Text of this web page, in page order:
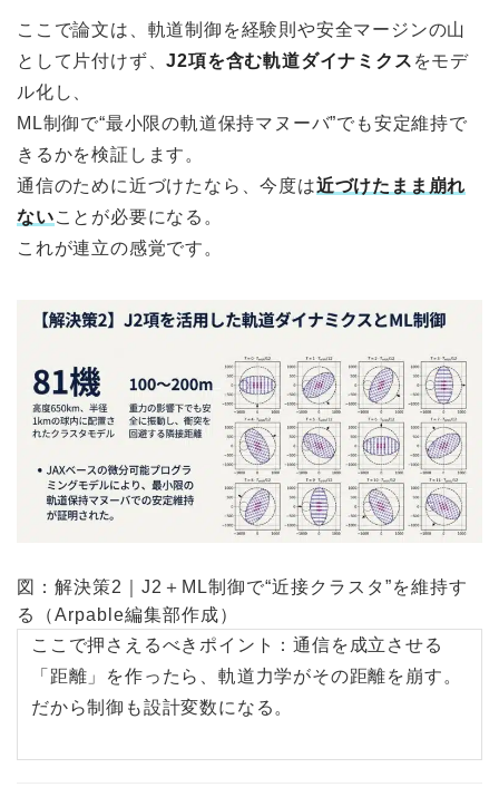
ここで論文は、軌道制御を経験則や安全マージンの山
として片付けず、J2項を含む軌道ダイナミクス をモデ
ル化し、
ML制御で“最小限の軌道保持マヌーバ”でも安定維持で
きるかを検証します。
通信のために近づけたなら、今度は近づけたまま崩れ
ないことが必要になる。
これが連立の感覚です。
図：解決策2｜J2＋ML制御で“近接クラスタ”を維持す
る（Arpable編集部作成）
ここで押さえるべきポイント：通信を成立させる
「距離」を作ったら、軌道力学がその距離を崩す。
だから制御も設計変数になる。